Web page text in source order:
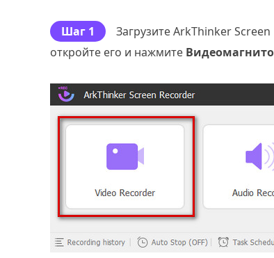
Шаг 1
Загрузите ArkThinker
откройте его и нажмите